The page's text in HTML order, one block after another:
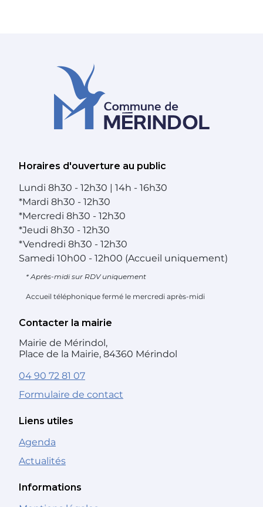
Horaires d'ouverture au public
Lundi 8h30 - 12h30 | 14h - 16h30
*Mardi 8h30 - 12h30
*Mercredi 8h30 - 12h30
*Jeudi 8h30 - 12h30
*Vendredi 8h30 - 12h30
Samedi 10h00 - 12h00 (Accueil uniquement)
* Après-midi sur RDV uniquement
Accueil téléphonique fermé le mercredi après-midi
Contacter la mairie
Mairie de Mérindol,
Place de la Mairie, 84360 Mérindol
04 90 72 81 07
Formulaire de contact
Liens utiles
Agenda
Actualités
Informations